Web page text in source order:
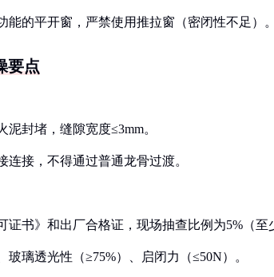
能的平开窗，严禁使用推拉窗（密闭性不足）
要点
封堵，缝隙宽度≤3mm。
连接，不得通过普通龙骨过渡。
证书》和出厂合格证，现场抽查比例为5%（至
璃透光性（≥75%）、启闭力（≤50N）。